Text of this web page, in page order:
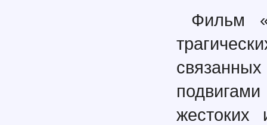
Фильм
жестоких